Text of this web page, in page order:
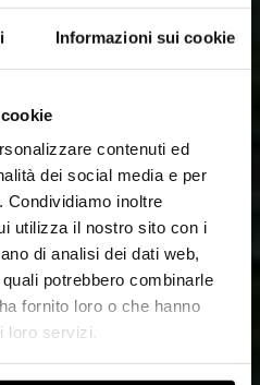
Informazioni sui cookie
contenuti ed
dei social media e per
Condividiamo inoltre
utilizza il nostro sito con i
di analisi dei dati web,
potrebbero combinarle
fornito loro o che hanno
loro servizi.